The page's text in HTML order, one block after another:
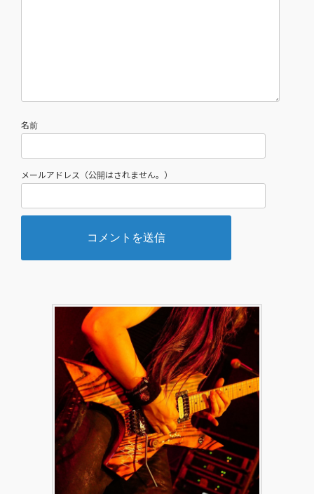
名前
メールアドレス（公開はされません。）